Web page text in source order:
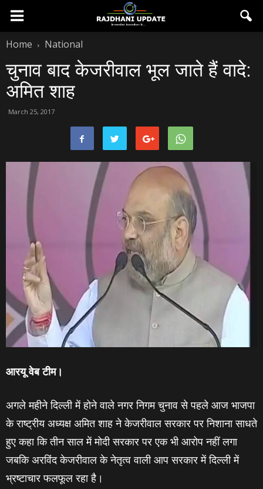
Home National
चुनाव बाद केजरीवाल भूल जाते हैं वादे:
अमित शाह
March 25, 2017
आरयू वेब टीम।
अगले महीने दिल्‍ली में होने वाले नगर निगम चुनाव से पहले आज भाजपा
के राष्‍ट्रीय अध्‍यक्ष अमित शाह ने केजरीवाल सरकार पर निशाना साधते
हुए कहा कि तीन साल में मोदी सरकार पर एक भी आरोप नहीं लगा
जबकि अरविंद केजरीवाल के नेतृत्व वाली आप सरकार में दिल्ली में
भ्रष्टाचार फलफूल रहा है।